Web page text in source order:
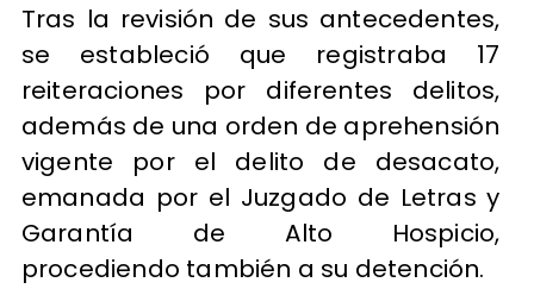
Tras la revisión de sus antecedentes,
se estableció que registraba 17
reiteraciones por diferentes delitos,
además de una orden de aprehensión
vigente por el delito de desacato,
emanada por el Juzgado de Letras y
Garantía de Alto Hospicio,
procediendo también a su detención.